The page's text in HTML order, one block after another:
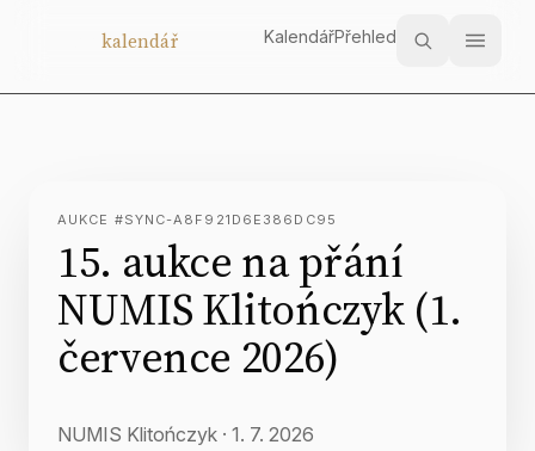
kalendář KalendářPřehled
AUKCE #SYNC-A8F921D6E386DC95
15. aukce na přání
NUMIS Klitończyk (1.
července 2026)
NUMIS Klitończyk · 1. 7. 2026